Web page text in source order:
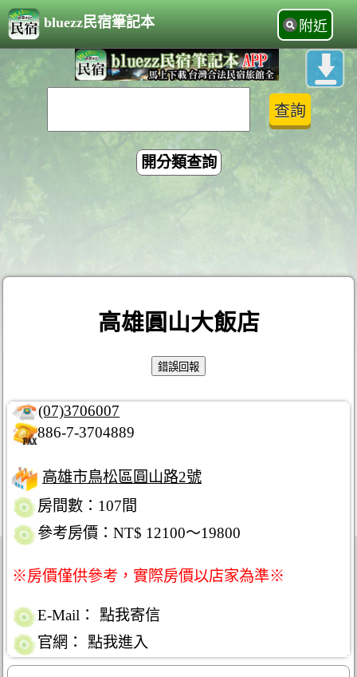
bluezz民宿筆記本 附近
開分類查詢
高雄圓山大飯店
(07)3706007
886-7-3704889
高雄市鳥松區圓山路2號
房間數：107間
參考房價：NT$ 12100～19800
※房價僅供參考，實際房價以店家為準※
E-Mail：
點我寄信
官網：
點我進入